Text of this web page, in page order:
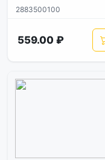
2883500100
559.00 ₽